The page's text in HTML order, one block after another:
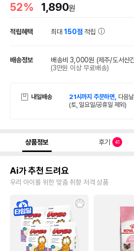
52% 1,890원
적립혜택 최대150점 적립
배송정보 배송비 3,000원 (제주/도서산
(3만원 이상 무료배송)
내일배송 21시까지 주문하면, 다음
(토, 일요일/공휴일 제외)
상품정보 후기 41
Ai가 추천 드려요
우리 아이를 위한 맞춤 취향 저격 상품